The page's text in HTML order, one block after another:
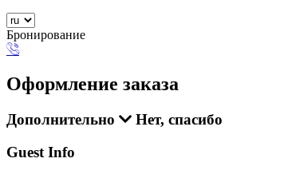
Бронирование
Оформление заказа
Дополнительно
Нет, спасибо
Guest Info